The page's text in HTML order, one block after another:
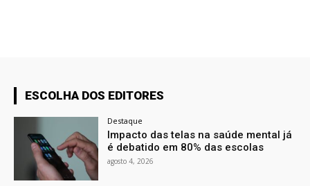
ESCOLHA DOS EDITORES
Destaque
Impacto das telas na saúde mental já
é debatido em 80% das escolas
agosto 4, 2026